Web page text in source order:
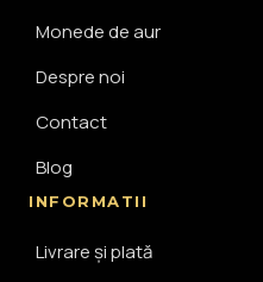
Monede de aur
Despre noi
Contact
Blog
INFORMATII
Livrare și plată